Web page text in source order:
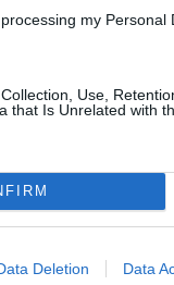
my Personal
Use,
that Is Unrelated with
Deletion Data
Чест и